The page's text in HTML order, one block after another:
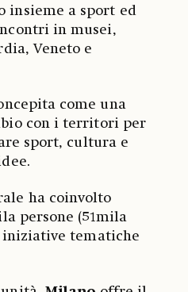
insieme a sport ed
in musei,
Veneto e
come una
con i territori per
sport, cultura e
ha coinvolto
persone (51mila
iniziative tematiche